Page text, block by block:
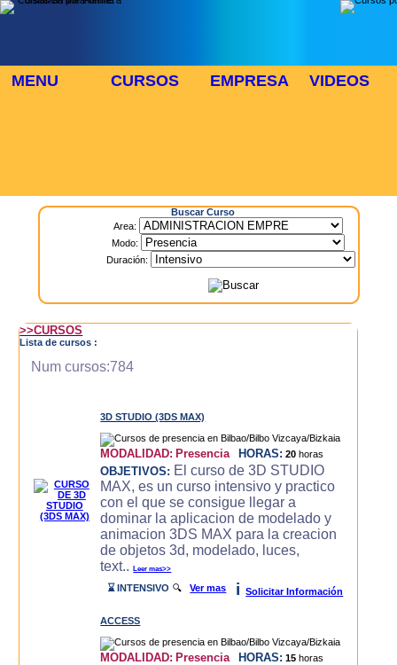
MENU CURSOS EMPRESA VIDEOS
Buscar Curso
Area:
Modo:
Duración:
>>CURSOS
Lista de cursos :
Num cursos:784
3D STUDIO (3DS MAX)
MODALIDAD: Presencia HORAS: 20 horas
OBJETIVOS: El curso de 3D STUDIO
MAX, es un curso intensivo y practico
con el que se consigue llegar a
dominar la aplicacion de modelado y
animacion 3DS MAX para la creacion
de objetos 3d, modelado, luces,
text..Leer mas>>
⌛ INTENSIVO 🔍Ver mas i Solicitar Información
ACCESS
MODALIDAD: Presencia HORAS: 15 horas